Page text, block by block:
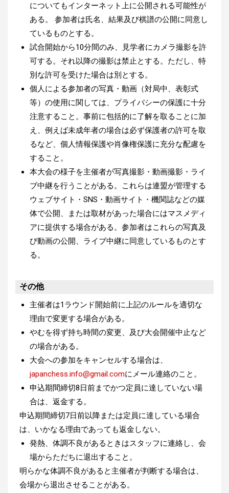
についてもインターネット上に公開される可能性が
ある。 参加者は氏名、結果及び棋譜の公開に同意し
ているものとする。
試合開始から10分間のみ、見学者にカメラ撮影を許
可する。それ以降の撮影は禁止とする。ただし、特
別な許可を受けた場合は別とする。
個人による参加者の写真・動画（対局中、表彰式
等）の使用に関しては、プライバシーの保護に十分
注意すること。事前に包括的に了解を取ることに加
え、例えば未成年者の場合は必ず保護者の許可を取
るなど、個人情報保護や肖像権保護に充分な配慮を
すること。
本大会の様子を主催者が写真撮影・動画撮影・ライ
ブ中継を行うことがある。これらは連盟が管理する
ウェブサイト・SNS・動画サイト・機関誌などの媒
体で公開、
または取材があった場合にはマスメディ
アに提供する場合がある。 参加者はこれらの写真及
び動画の公開、ライブ中継に同意しているものとす
る。
その他
主催者は1ラウンド開始前に上記のルールを適切な
理由で変更する場合がある。
やむを得ず持ち時間の変更、及び大会開催中止など
の場合がある。
大会への参加をキャンセルする場合は、
japanchess.info@gmail.comにメール連絡のこと。
申込期間締切8日前までかつ定員に達していない場
合は、返金する。
申込期間締切7日前以降または定員に達している場合
は、いかなる理由であっても返金しない。
発熱、体調不良があるときはスタッフに連絡し、会
場からただちに退出すること。
明らかな体調不良があると主催者が判断する場合は、
会場から退出させることがある。